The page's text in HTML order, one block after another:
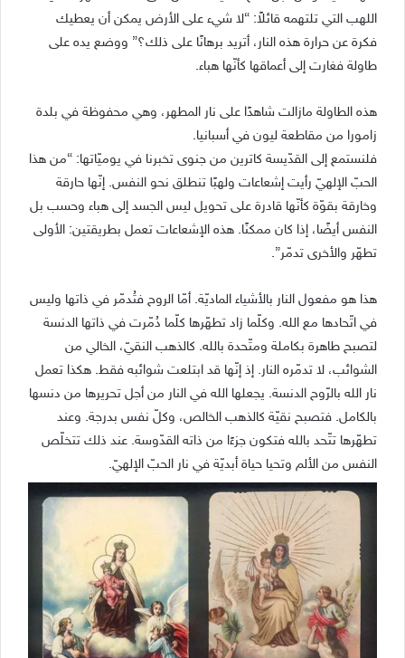
اللهب التي تلتهمه قائلاً: “لا شيء على الأرض يمكن أن يعطيك
فكرة عن حرارة هذه النار، أتريد برهانًا على ذلك؟” ووضع يده على
طاولة فغارت إلى أعماقها كأنّها هباء.
هذه الطاولة مازالت شاهدًا على نار المطهر، وهي محفوظة في بلدة
زامورا من مقاطعة ليون في أسبانيا.
فلنستمع إلى القدّيسة كاترين من جنوى تخبرنا في يوميّاتها: “من هذا
الحبّ الإلهيّ رأيت إشعاعات ولهبًا تنطلق نحو النفس. إنّها حارقة
وخارقة بقوّة كأنّها قادرة على تحويل ليس الجسد إلى هباء وحسب بل
النفس أيضًا، إذا كان ممكنًا. هذه الإشعاعات تعمل بطريقتين: الأولى
تطهّر والأخرى تدمّر”.
هذا هو مفعول النار بالأشياء الماديّة. أمّا الروح فتُدمّر في ذاتها وليس
في اتّحادها مع الله. وكلّما زاد تطهّرها كلّما دُمّرت في ذاتها الدنسة
لتصبح طاهرة بكاملة ومتّحدة بالله. كالذهب النقيّ، الخالي من
الشوائب، لا تدمّره النار. إذ إنّها قد ابتلعت شوائبه فقط. هكذا تعمل
نار الله بالرّوح الدنسة. يجعلها الله في النار من أجل تحريرها من دنسها
بالكامل. فتصبح نقيّة كالذهب الخالص، وكلّ نفس بدرجة. وعند
تطهّرها تتّحد بالله فتكون جزءًا من ذاته القدّوسة. عند ذلك تتخلّص
النفس من الألم وتحيا حياة أبديّة في نار الحبّ الإلهيّ.